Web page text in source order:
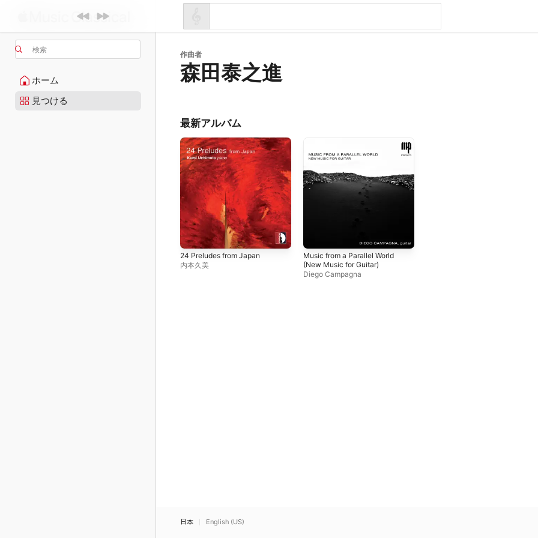
検索
ホーム
見つける
作曲者
森田泰之進
最新アルバム
24 Preludes from Japan
内本久美
Music from a Parallel World
(New Music for Guitar)
Diego Campagna
日本 English (US)